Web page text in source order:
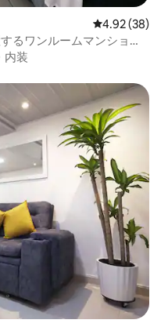
レビュー38
4.92 (38)
るワンルームマンション
内装